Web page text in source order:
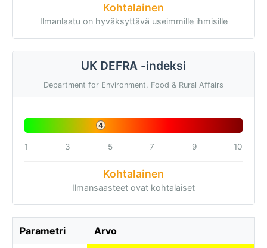
Kohtalainen
Ilmanlaatu on hyväksyttävä useimmille ihmisille
UK DEFRA -indeksi
Department for Environment, Food & Rural Affairs
4
1 3 5 7 9 10
Kohtalainen
Ilmansaasteet ovat kohtalaiset
Parametri Arvo